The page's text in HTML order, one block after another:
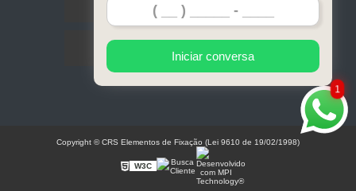
Contato
1
Iniciar conversa
Copyright © CRS Elementos de Fixação (Lei 9610 de 19/02/1998)
W3C